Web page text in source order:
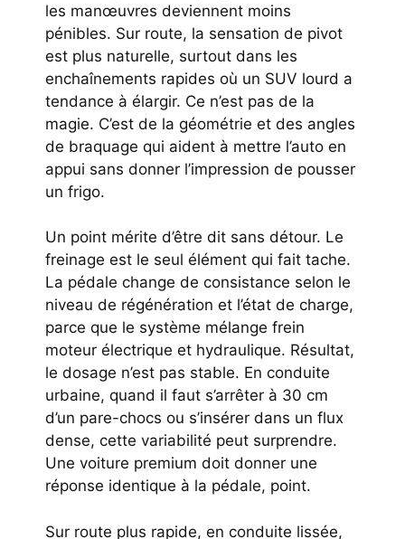
les manœuvres deviennent moins
pénibles. Sur route, la sensation de pivot
est plus naturelle, surtout dans les
enchaînements rapides où un SUV lourd a
tendance à élargir. Ce n’est pas de la
magie. C’est de la géométrie et des angles
de braquage qui aident à mettre l’auto en
appui sans donner l’impression de pousser
un frigo.
Un point mérite d’être dit sans détour. Le
freinage est le seul élément qui fait tache.
La pédale change de consistance selon le
niveau de régénération et l’état de charge,
parce que le système mélange frein
moteur électrique et hydraulique. Résultat,
le dosage n’est pas stable. En conduite
urbaine, quand il faut s’arrêter à 30 cm
d’un pare-chocs ou s’insérer dans un flux
dense, cette variabilité peut surprendre.
Une voiture premium doit donner une
réponse identique à la pédale, point.
Sur route plus rapide, en conduite lissée,